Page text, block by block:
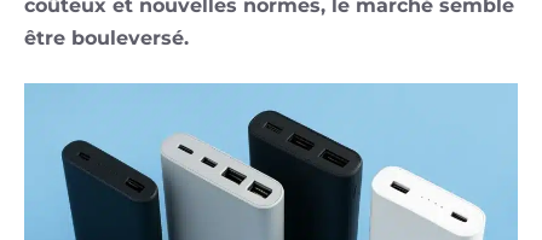
coûteux et nouvelles normes, le marché semble
être bouleversé.